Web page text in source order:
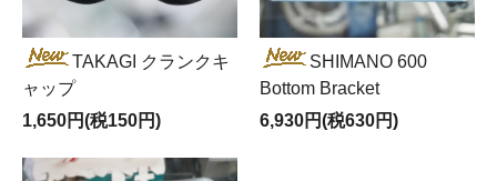
TAKAGI クランクキ
ャップ
1,650円(税150円)
SHIMANO 600
Bottom Bracket
6,930円(税630円)